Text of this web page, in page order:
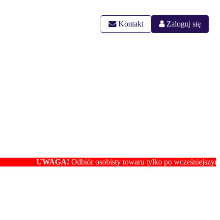
Kontakt Zaloguj się
UWAGA!Odbiór osobisty towaru tylko po wcześniejszym